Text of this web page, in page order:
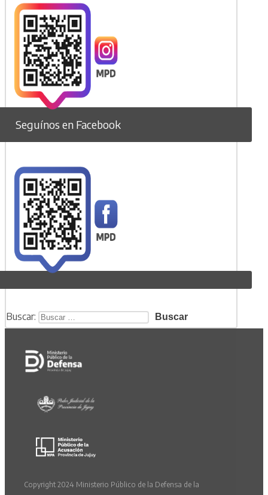
Seguínos en Facebook
Buscar:
Copyright 2024 Ministerio Público de la Defensa de la